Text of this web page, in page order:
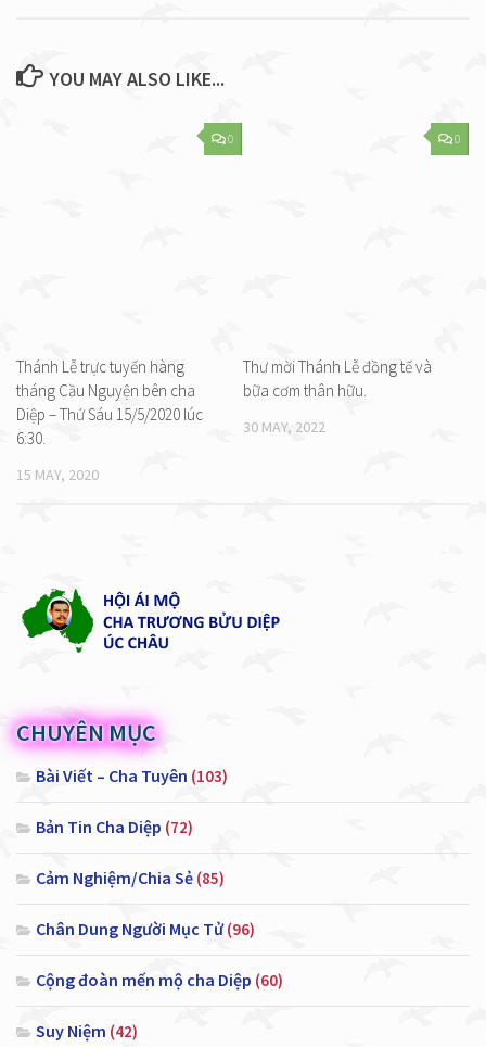
YOU MAY ALSO LIKE...
0
Thánh Lễ trực tuyến hàng
tháng Cầu Nguyện bên cha
Diệp – Thứ Sáu 15/5/2020 lúc
6:30.
15 MAY, 2020
0
Thư mời Thánh Lễ đồng tế và
bữa cơm thân hữu.
30 MAY, 2022
CHUYÊN MỤC
Bài Viết – Cha Tuyên (103)
Bản Tin Cha Diệp (72)
Cảm Nghiệm/Chia Sẻ (85)
Chân Dung Người Mục Tử(96)
Cộng đoàn mến mộ cha Diệp (60)
Suy Niệm (42)